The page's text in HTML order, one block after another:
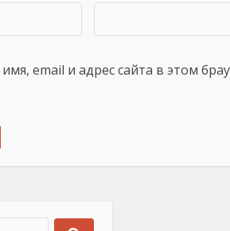
email и адрес сайта в этом